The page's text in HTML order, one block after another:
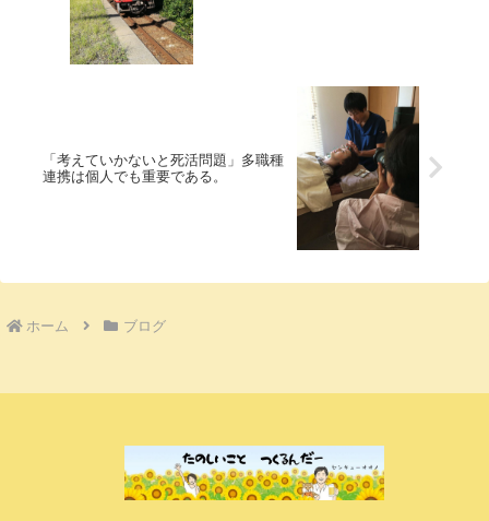
「考えていかないと死活問題」多職種
連携は個人でも重要である。
ホーム ブログ